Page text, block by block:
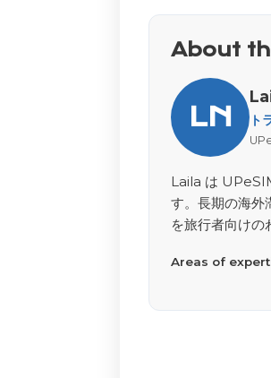
About
LN ト
Laila は
す。長期の海外
を旅行者向けの
Areas of